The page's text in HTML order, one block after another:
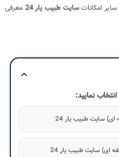
امکاناتسایت طبیب یار 24
معرفی
expand_more
نمایید: